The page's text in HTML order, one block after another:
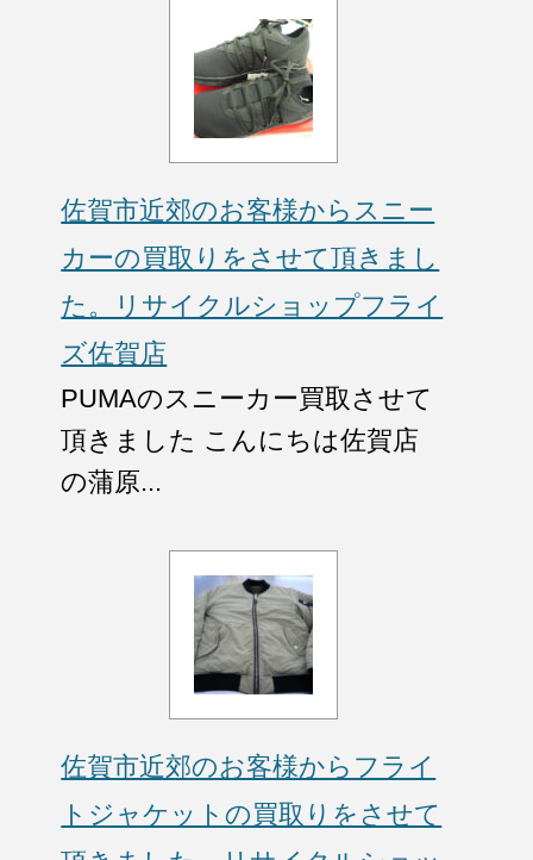
佐賀市近郊のお客様からスニー
カーの買取りをさせて頂きまし
た。リサイクルショップフライ
ズ佐賀店
PUMAのスニーカー買取させて
頂きました こんにちは佐賀店
の蒲原...
佐賀市近郊のお客様からフライ
トジャケットの買取りをさせて